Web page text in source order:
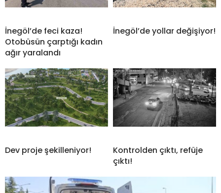
İnegöl’de feci kaza!
Otobüsün çarptığı kadın
ağır yaralandı
İnegöl’de yollar değişiyor!
Dev proje şekilleniyor!
Kontrolden çıktı, refüje
çıktı!